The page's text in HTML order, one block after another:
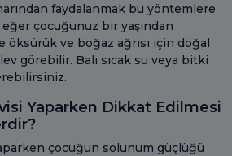
faydalanmak bu yöntemlere
çocuğunuz bir yaşından
öksürük ve boğaz ağrısı için doğal
görebilir. Balı sıcak su veya bitki
Yaparken Dikkat Edilmesi
çocuğun solunum güçlüğü